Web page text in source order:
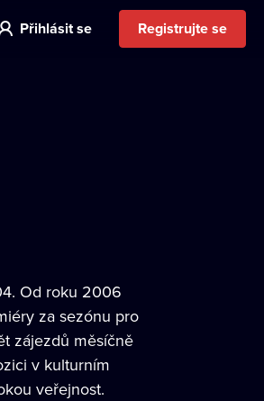
Přihlásit se Registrujte se
Od roku 2006
za sezónu pro
zájezdů měsíčně
v kulturním
veřejnost.